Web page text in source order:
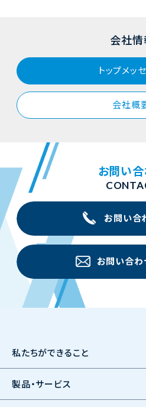
会社情
トップメッ
会社概
お問い
お問い合
お問い合わ
私たちができること
製品・サービス